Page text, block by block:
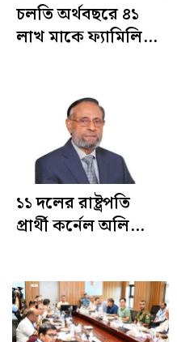
চলতি অর্থবছরে ৪১
লাখ মাকে ফ্যামিলি
১১ দলের রাষ্ট্রপতি
প্রার্থী কর্নেল অলি